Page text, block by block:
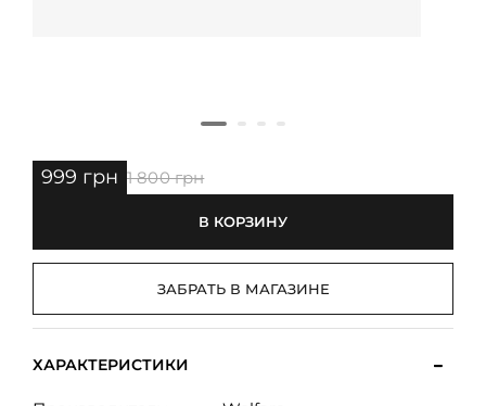
999 грн 1 800 грн
В КОРЗИНУ
ЗАБРАТЬ В МАГАЗИНЕ
ХАРАКТЕРИСТИКИ